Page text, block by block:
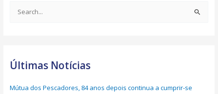
c
f
Últimas Notícias
Mútua dos Pescadores, 84 anos depois continua a cumprir-se